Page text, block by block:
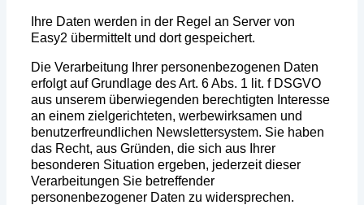
Ihre Daten werden in der Regel an Server von
Easy2 übermittelt und dort gespeichert.
Die Verarbeitung Ihrer personenbezogenen Daten
erfolgt auf Grundlage des Art. 6 Abs. 1 lit. f DSGVO
aus unserem überwiegenden berechtigten Interesse
an einem zielgerichteten, werbewirksamen und
benutzerfreundlichen Newslettersystem. Sie haben
das Recht, aus Gründen, die sich aus Ihrer
besonderen Situation ergeben, jederzeit dieser
Verarbeitungen Sie betreffender
personenbezogener Daten zu widersprechen.